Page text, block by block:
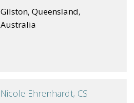
Gilston, Queensland,
Australia
Nicole Ehrenhardt, CS